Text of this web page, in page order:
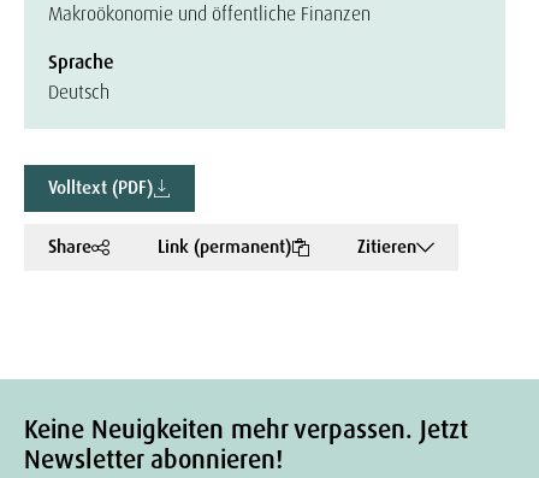
Makroökonomie und öffentliche Finanzen
Sprache
Deutsch
Volltext (PDF)
Share Link (permanent) Zitieren
Keine Neuigkeiten mehr verpassen. Jetzt
Newsletter abonnieren!